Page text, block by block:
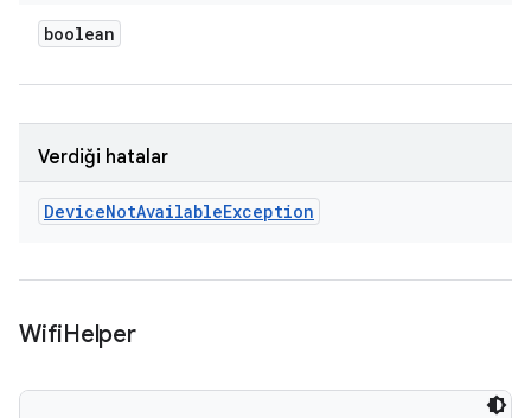
boolean
Verdiği hatalar
DeviceNotAvailableException
WifiHelper